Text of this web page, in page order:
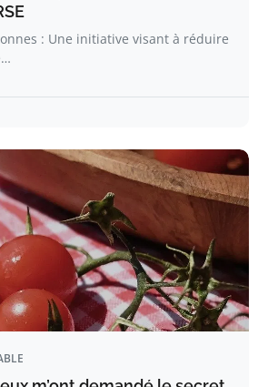
: Une initiative visant à réduire